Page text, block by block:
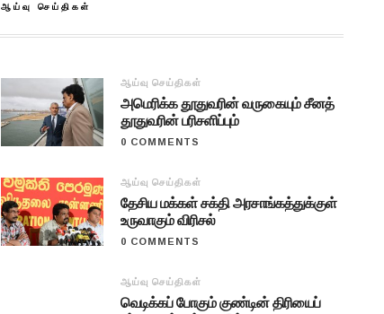
ஆய்வு செய்திகள்
ஆய்வு செய்திகள்
அமெரிக்க தூதுவரின் வருகையும் சீனத்
தூதுவரின் பரிசளிப்பும்
0 COMMENTS
ஆய்வு செய்திகள்
தேசிய மக்கள் சக்தி அரசாங்கத்துக்குள்
உருவாகும் விரிசல்
0 COMMENTS
ஆய்வு செய்திகள்
வெடிக்கப் போகும் குண்டின் திரியைப்